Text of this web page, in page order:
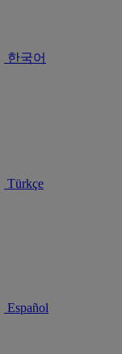
한국어
Türkçe
Español